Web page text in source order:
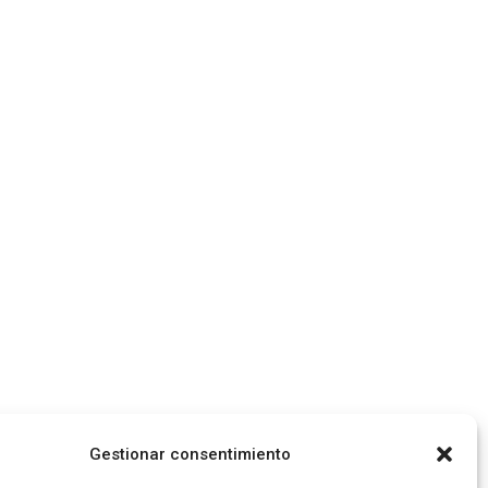
Gestionar consentimiento